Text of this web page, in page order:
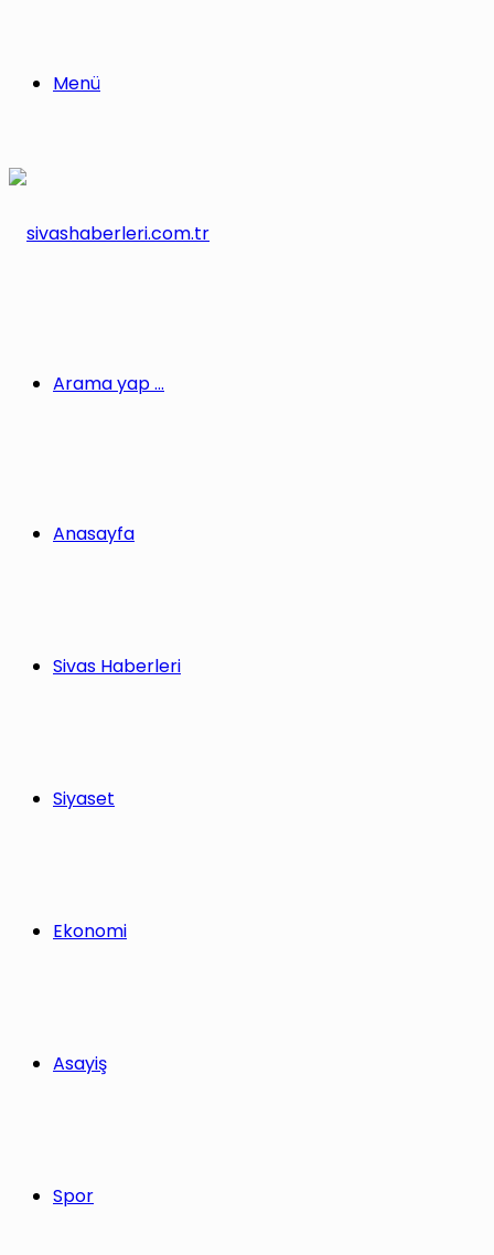
Menü
Arama yap ...
Anasayfa
Sivas Haberleri
Siyaset
Ekonomi
Asayiş
Spor